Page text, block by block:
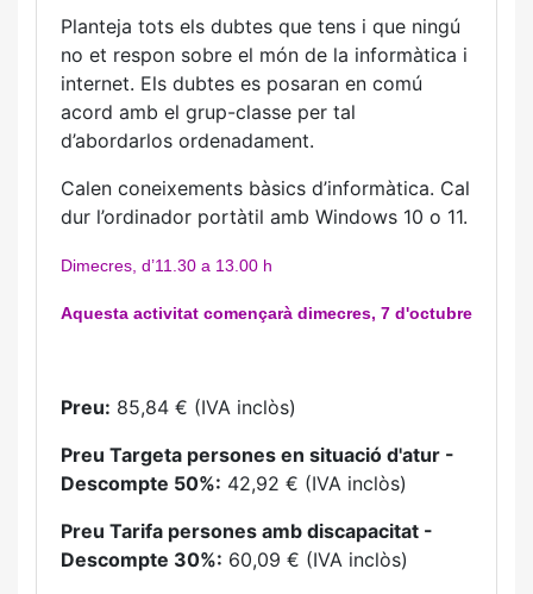
Planteja tots els dubtes que tens i que ningú
no et respon sobre el món de la informàtica i
internet. Els dubtes es posaran en comú
acord amb el grup-classe per tal
d’abordarlos ordenadament.
Calen coneixements bàsics d’informàtica. Cal
dur l’ordinador portàtil amb Windows 10 o 11.
Dimecres, d’11.30 a 13.00 h
Aquesta activitat començarà dimecres, 7 d'octubre
Preu: 85,84 € (IVA inclòs)
Preu Targeta persones en situació d'atur -
Descompte 50%: 42,92 € (IVA inclòs)
Preu Tarifa persones amb discapacitat -
Descompte 30%: 60,09 € (IVA inclòs)